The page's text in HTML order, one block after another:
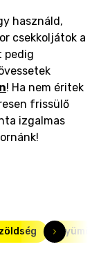
használd,
csekkoljátok a
pedig
! Ha nem éritek
frissülő
izgalmas
zöldség gyümölcs